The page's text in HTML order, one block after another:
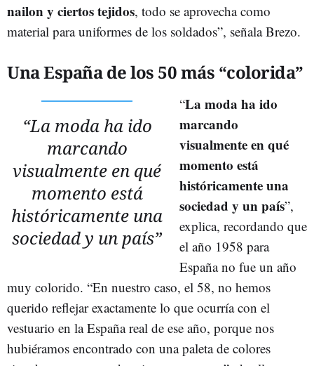
nailon y ciertos tejidos, todo se aprovecha como
material para uniformes de los soldados”, señala Brezo.
Una España de los 50 más “colorida”
“La moda ha ido
marcando
visualmente en qué
momento está
históricamente una
sociedad y un país”
“La moda ha ido
marcando
visualmente en qué
momento está
históricamente una
sociedad y un país”,
explica, recordando que
el año 1958 para
España no fue un año
muy colorido. “En nuestro caso, el 58, no hemos
querido reflejar exactamente lo que ocurría con el
vestuario en la España real de ese año, porque nos
hubiéramos encontrado con una paleta de colores